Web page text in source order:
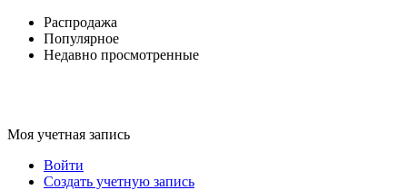
Распродажа
Популярное
Недавно просмотренные
Моя учетная запись
Войти
Создать учетную запись